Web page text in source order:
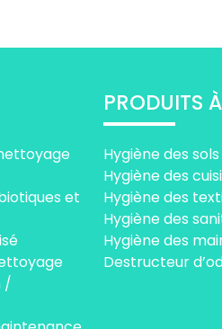
et
/
PRODUITS
Hygiène des
Hygiène des
Hygiène des
Hygiène des
Hygiène des
Destructeur